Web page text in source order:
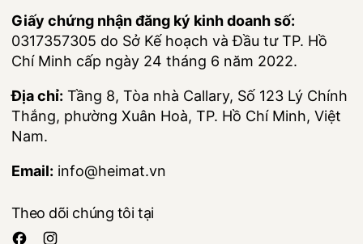
Giấy chứng nhận đăng ký kinh doanh số:
0317357305 do Sở Kế hoạch và Đầu tư TP. Hồ
Chí Minh cấp ngày 24 tháng 6 năm 2022.
Địa chỉ: Tầng 8, Tòa nhà Callary, Số 123 Lý Chính
Thắng, phường Xuân Hoà, TP. Hồ Chí Minh, Việt
Nam.
Email: info@heimat.vn
Theo dõi chúng tôi tại